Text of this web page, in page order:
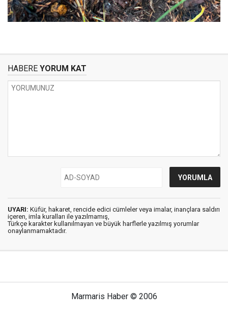
HABERE YORUM KAT
UYARI: Küfür, hakaret, rencide edici cümleler veya imalar, inançlara saldırı
içeren, imla kuralları ile yazılmamış,
Türkçe karakter kullanılmayan ve büyük harflerle yazılmış yorumlar
onaylanmamaktadır.
Marmaris Haber © 2006